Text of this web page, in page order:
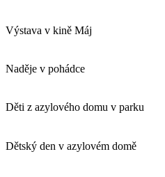
Výstava v kině Máj
Naděje v pohádce
Děti z azylového domu v parku
Dětský den v azylovém domě